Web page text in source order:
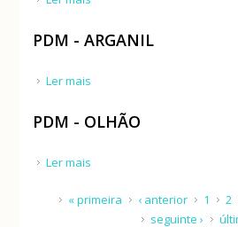
PDM - ARGANIL
Ler mais
PDM - OLHÃO
Ler mais
Páginas« primeira ‹ anterior 1 2
seguinte ›